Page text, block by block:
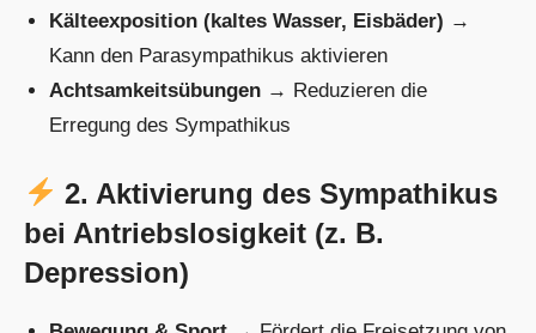
Kälteexposition (kaltes Wasser, Eisbäder) →
Kann den Parasympathikus aktivieren
Achtsamkeitsübungen → Reduzieren die
Erregung des Sympathikus
2. Aktivierung des Sympathikus
bei Antriebslosigkeit (z. B.
Depression)